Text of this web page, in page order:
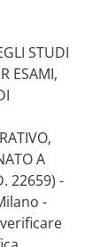
STUDI
ESAMI,
A
22659) -
-